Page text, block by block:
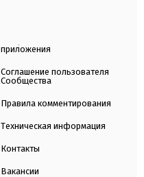
приложения
Соглашение пользователя
Сообщества
Правила комментирования
Техническая информация
Контакты
Вакансии